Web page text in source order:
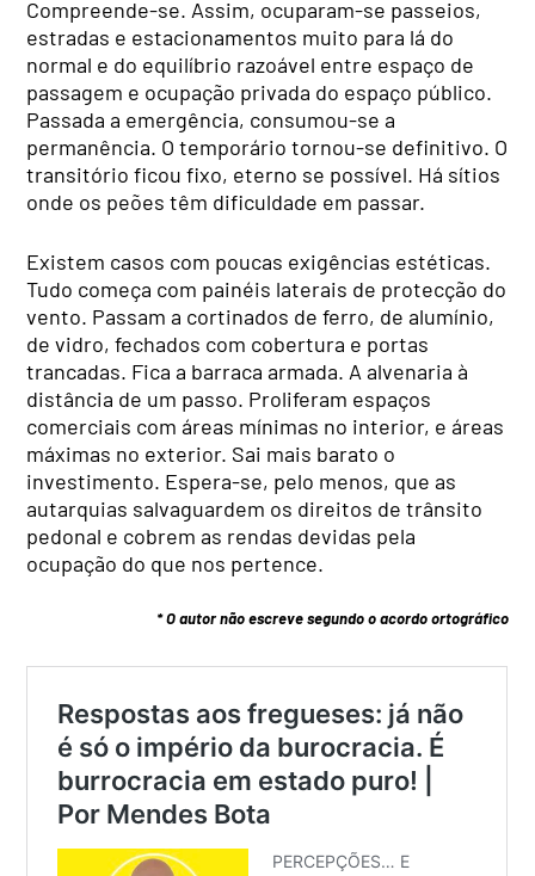
Compreende-se. Assim, ocuparam-se passeios,
estradas e estacionamentos muito para lá do
normal e do equilíbrio razoável entre espaço de
passagem e ocupação privada do espaço público.
Passada a emergência, consumou-se a
permanência. O temporário tornou-se definitivo. O
transitório ficou fixo, eterno se possível. Há sítios
onde os peões têm dificuldade em passar.
Existem casos com poucas exigências estéticas.
Tudo começa com painéis laterais de protecção do
vento. Passam a cortinados de ferro, de alumínio,
de vidro, fechados com cobertura e portas
trancadas. Fica a barraca armada. A alvenaria à
distância de um passo. Proliferam espaços
comerciais com áreas mínimas no interior, e áreas
máximas no exterior. Sai mais barato o
investimento. Espera-se, pelo menos, que as
autarquias salvaguardem os direitos de trânsito
pedonal e cobrem as rendas devidas pela
ocupação do que nos pertence.
* O autor não escreve segundo o acordo ortográfico